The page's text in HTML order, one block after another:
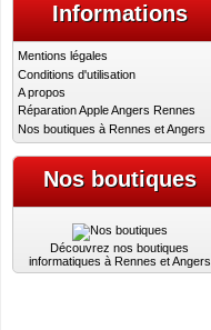
Informations
Mentions légales
Conditions d'utilisation
A propos
Réparation Apple Angers Rennes
Nos boutiques à Rennes et Angers
Nos boutiques
Découvrez nos boutiques
informatiques à Rennes et Angers